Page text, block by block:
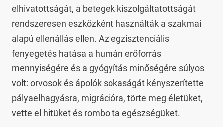
elhivatottságát, a betegek kiszolgáltatottságát
rendszeresen eszközként használták a szakmai
alapú ellenállás ellen. Az egzisztenciális
fenyegetés hatása a humán erőforrás
mennyiségére és a gyógyítás minőségére súlyos
volt: orvosok és ápolók sokaságát kényszerítette
pályaelhagyásra, migrációra, törte meg életüket,
vette el hitüket és rombolta egészségüket.